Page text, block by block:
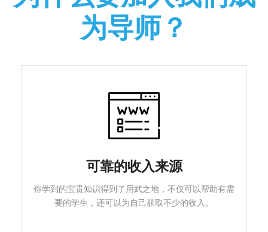
为导师？
可靠的收入来源
你学到的宝贵知识得到了用武之地，不仅可以帮助有需
要的学生，还可以为自己获取不少的收入。